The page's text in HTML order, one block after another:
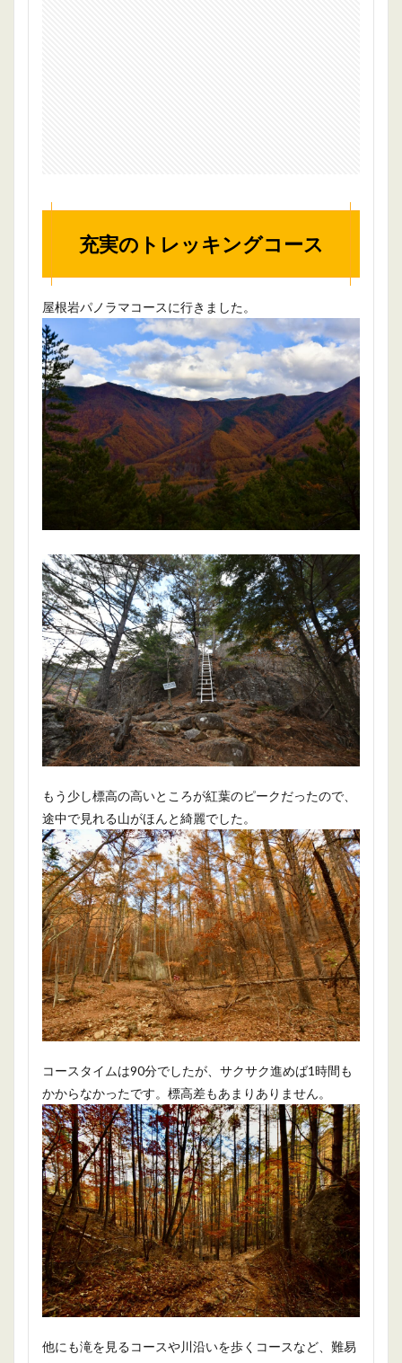
充実のトレッキングコース
屋根岩パノラマコースに行きました。
もう少し標高の高いところが紅葉のピークだったので、
途中で見れる山がほんと綺麗でした。
コースタイムは90分でしたが、サクサク進めば1時間も
かからなかったです。標高差もあまりありません。
他にも滝を見るコースや川沿いを歩くコースなど、難易